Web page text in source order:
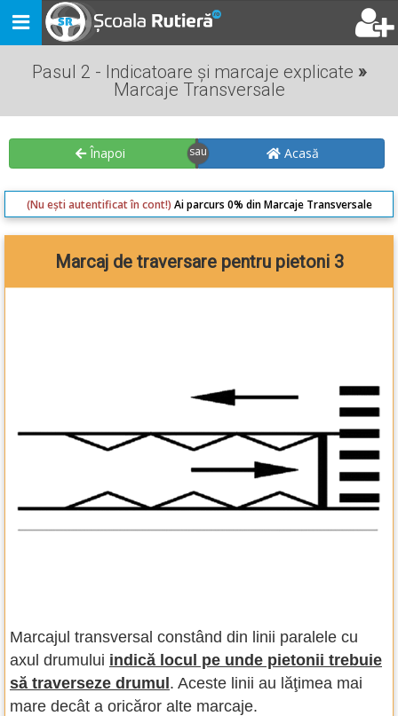
Toggle
navigation
Pasul 2 - Indicatoare și marcaje explicate »
Marcaje Transversale
Înapoi Acasă
(Nu ești autentificat în cont!) Ai parcurs 0% din Marcaje Transversale
Marcaj de traversare pentru pietoni 3
Marcajul transversal constând din linii paralele cu
axul drumului indică locul pe unde pietonii trebuie
să traverseze drumul. Aceste linii au lăţimea mai
mare decât a oricăror alte marcaje.